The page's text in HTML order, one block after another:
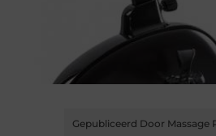
Gepubliceerd Door Massage